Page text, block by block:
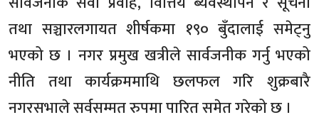
तथा सञ्चारलगायत शीर्षकमा १९० बुँदालाई समेट्नु
भएको छ । नगर प्रमुख खत्रीले सार्वजनीक गर्नु भएको
नीति तथा कार्यक्रममाथि छलफल गरि शुक्रबारै
नगरसभाले सर्वसम्मत रुपमा पारित समेत गरेको छ ।